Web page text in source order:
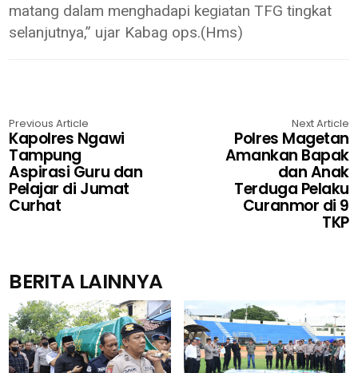
matang dalam menghadapi kegiatan TFG tingkat
selanjutnya,” ujar Kabag ops.(Hms)
Previous Article
Kapolres Ngawi
Tampung
Aspirasi Guru dan
Pelajar di Jumat
Curhat
Next Article
Polres Magetan
Amankan Bapak
dan Anak
Terduga Pelaku
Curanmor di 9
TKP
BERITA LAINNYA